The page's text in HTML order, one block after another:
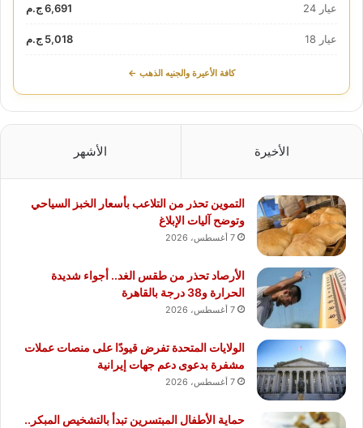
عيار 24 6,691 ج.م
عيار 18 5,018 ج.م
كافة الأعيرة والجنيه الذهب ←
الأخيرة الأشهر
التموين تحذر من التلاعب بأسعار الخبز السياحي
وتوضح آليات الإبلاغ
7 أغسطس، 2026
الأرصاد تحذر من طقس الغد.. أجواء شديدة
الحرارة و38 درجة بالقاهرة
7 أغسطس، 2026
الولايات المتحدة تفرض قيودًا على منصات عملات
مشفرة بدعوى دعم جهات إيرانية
7 أغسطس، 2026
حماية الأطفال المبتسرين تبدأ بالتشخيص المبكر..